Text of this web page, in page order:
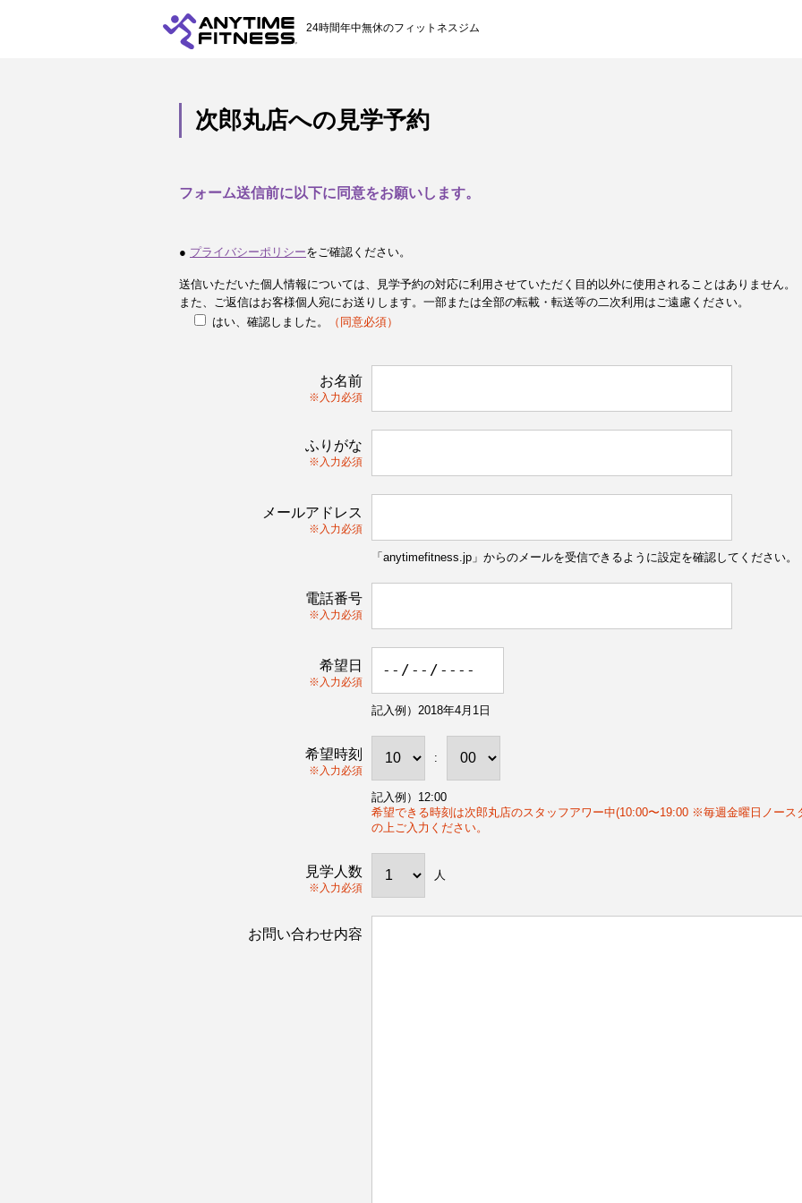
24時間年中無休のフィットネスジム
次郎丸店への見学予約
フォーム送信前に以下に同意をお願いします。
● プライバシーポリシーをご確認ください。
送信いただいた個人情報については、見学予約の対応に利用させていただく目的以外に使用されることはありません。
また、ご返信はお客様個人宛にお送りします。一部または全部の転載・転送等の二次利用はご遠慮ください。
はい、確認しました。
（同意必須）
お名前
※入力必須
ふりがな
※入力必須
メールアドレス
※入力必須
「anytimefitness.jp」からのメールを受信できるように設定を確認してください。
電話番号
※入力必須
希望日
※入力必須
記入例）2018年4月1日
希望時刻
※入力必須
:
記入例）12:00
希望できる時刻は次郎丸店のスタッフアワー中(10:00〜19:00 ※毎週金曜日ノース
の上ご入力ください。
見学人数
※入力必須
人
お問い合わせ内容